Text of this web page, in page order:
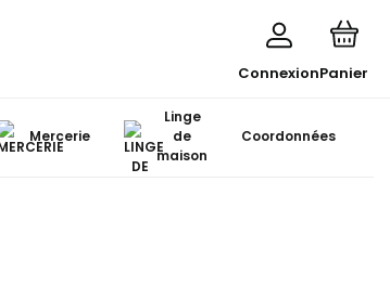
ConnexionPanier
Mercerie
Linge
de
maison
Coordonnées